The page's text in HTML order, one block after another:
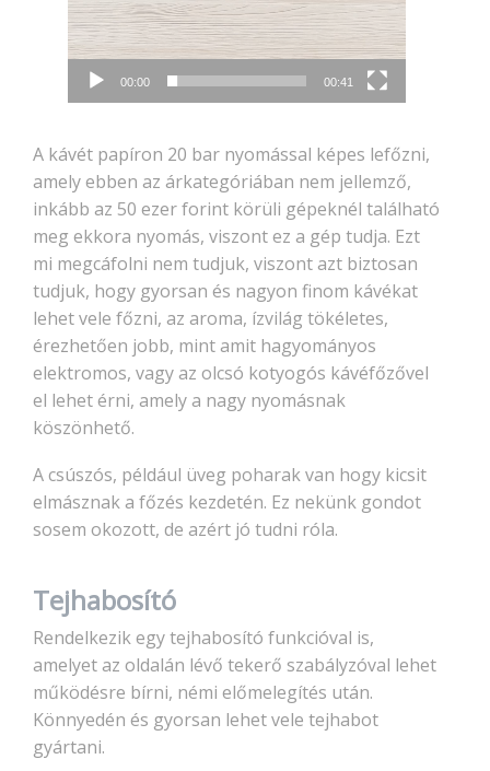
00:00 00:41
A kávét papíron 20 bar nyomással képes lefőzni,
amely ebben az árkategóriában nem jellemző,
inkább az 50 ezer forint körüli gépeknél található
meg ekkora nyomás, viszont ez a gép tudja. Ezt
mi megcáfolni nem tudjuk, viszont azt biztosan
tudjuk, hogy gyorsan és nagyon finom kávékat
lehet vele főzni, az aroma, ízvilág tökéletes,
érezhetően jobb, mint amit hagyományos
elektromos, vagy az olcsó kotyogós kávéfőzővel
el lehet érni, amely a nagy nyomásnak
köszönhető.
A csúszós, például üveg poharak van hogy kicsit
elmásznak a főzés kezdetén. Ez nekünk gondot
sosem okozott, de azért jó tudni róla.
Tejhabosító
Rendelkezik egy tejhabosító funkcióval is,
amelyet az oldalán lévő tekerő szabályzóval lehet
működésre bírni, némi előmelegítés után.
Könnyedén és gyorsan lehet vele tejhabot
gyártani.